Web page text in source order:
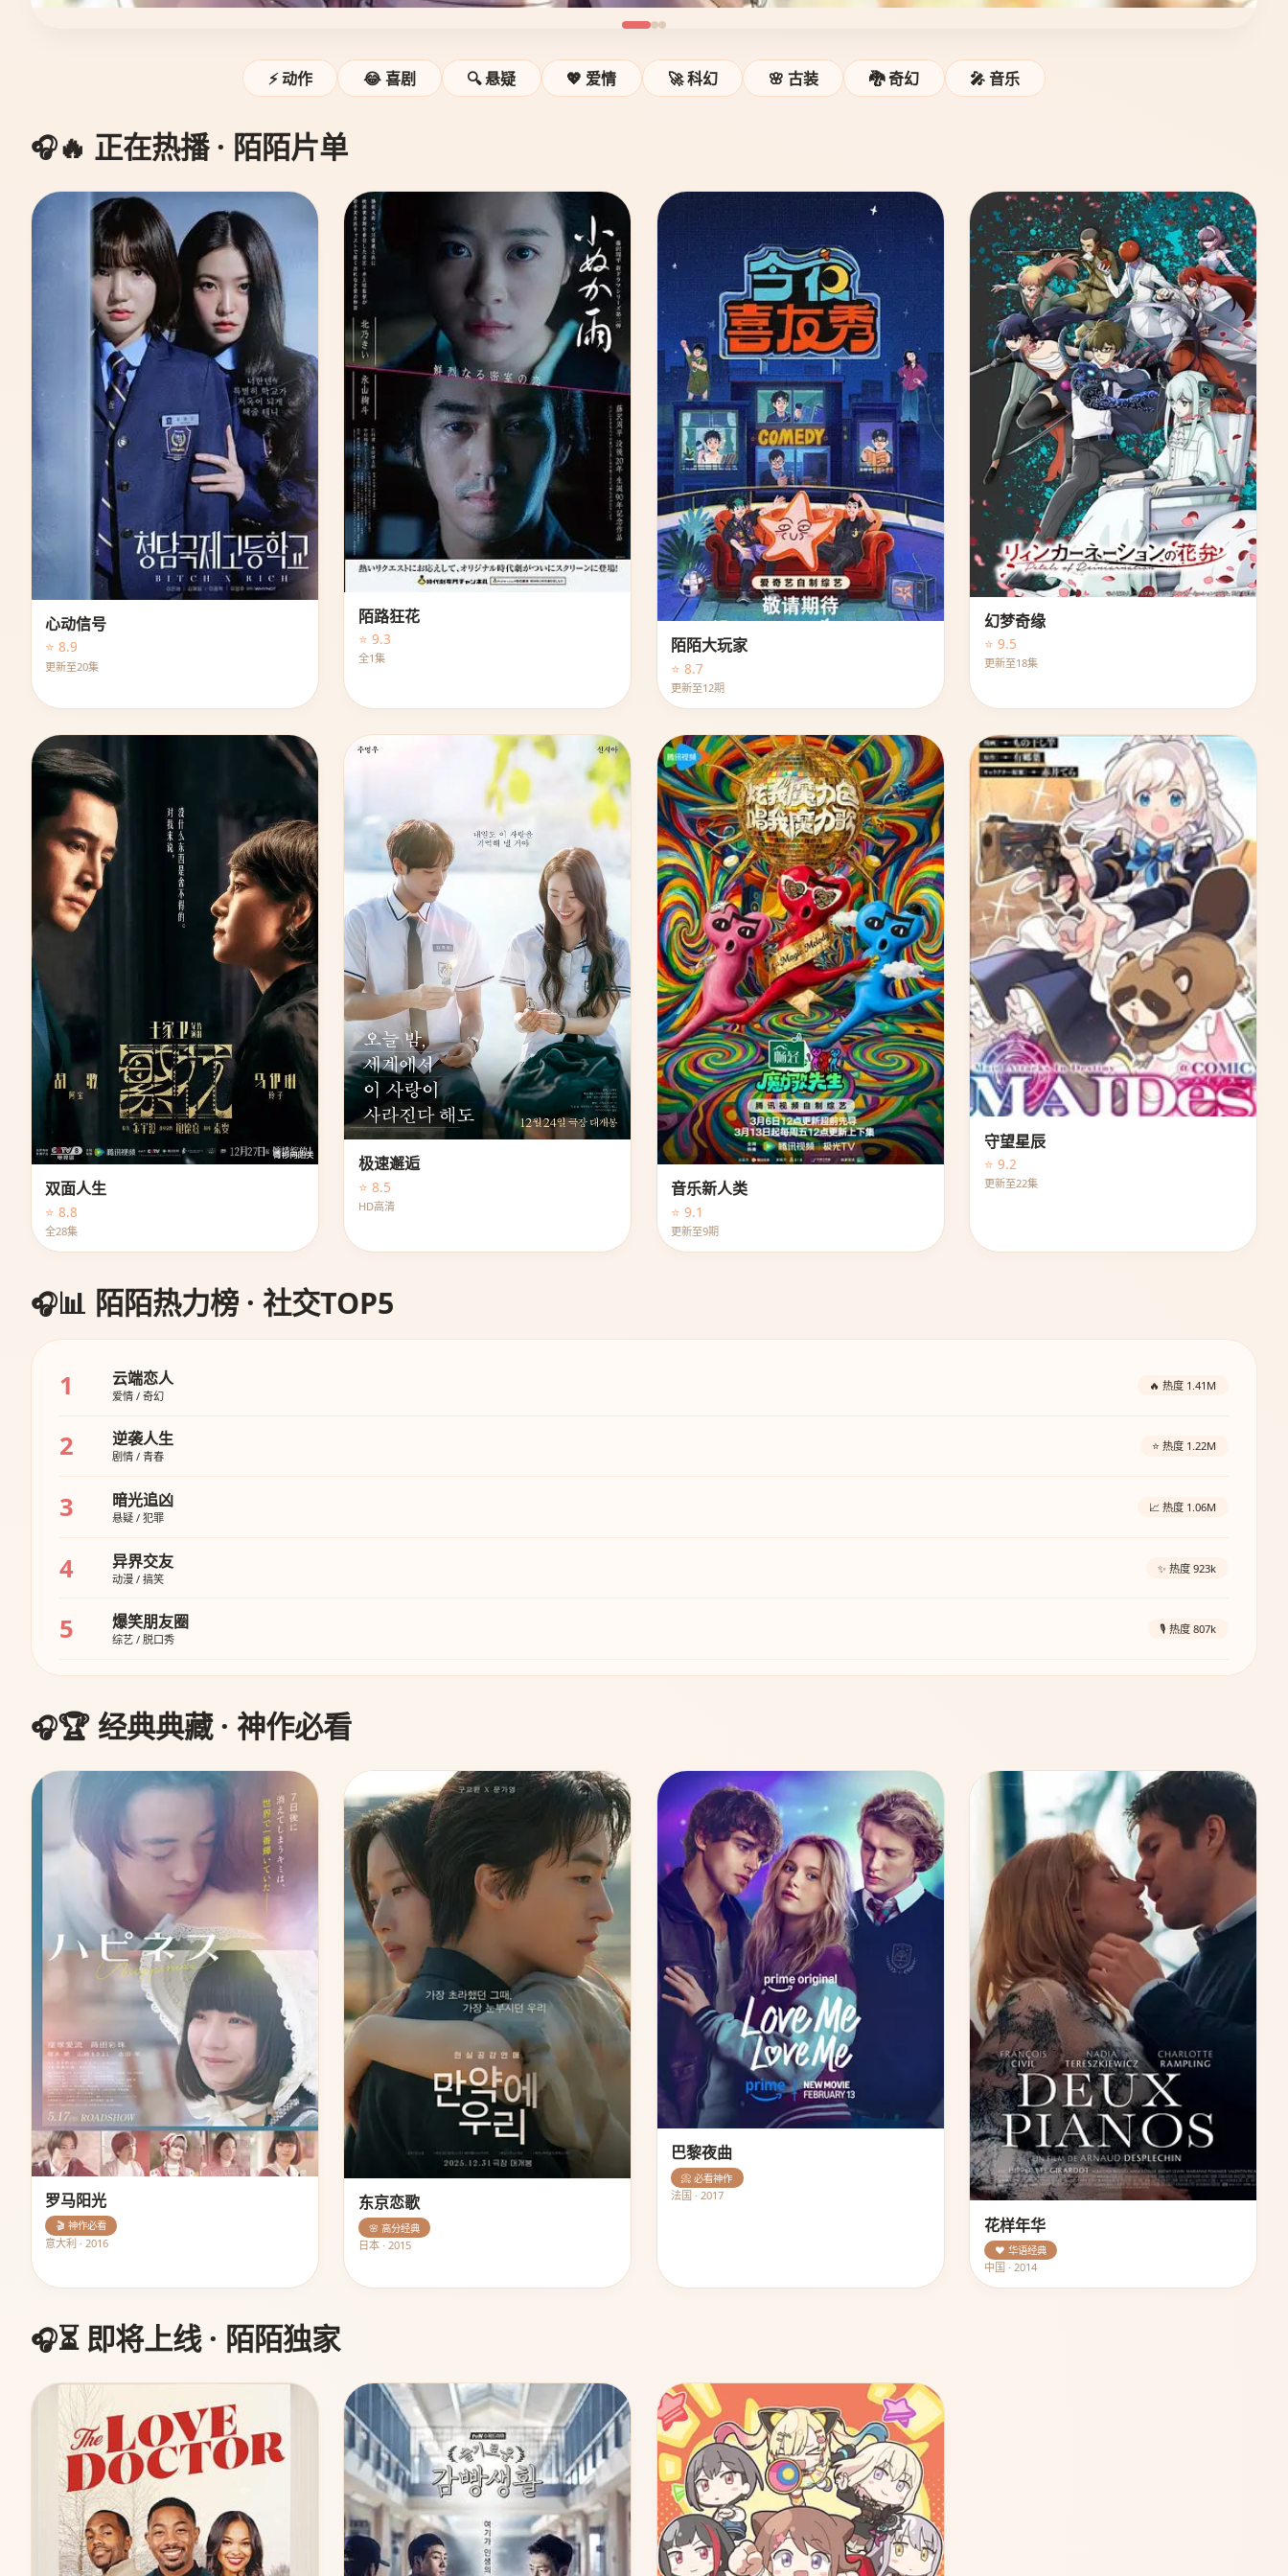
⚡ 动作 😂 喜剧 🔍 悬疑 💖 爱情 🚀 科幻 🌸 古装 🐉 奇幻 🎤 音乐
🔥 正在热播 · 陌陌片单
心动信号
⭐ 8.9
更新至20集
陌路狂花
⭐ 9.3
全1集
陌陌大玩家
⭐ 8.7
更新至12期
幻梦奇缘
⭐ 9.5
更新至18集
双面人生
⭐ 8.8
全28集
极速邂逅
⭐ 8.5
HD高清
音乐新人类
⭐ 9.1
更新至9期
守望星辰
⭐ 9.2
更新至22集
📊 陌陌热力榜 · 社交TOP5
1 云端恋人
爱情 / 奇幻
🔥 热度 1.41M
2 逆袭人生
剧情 / 青春
⭐ 热度 1.22M
3 暗光追凶
悬疑 / 犯罪
📈 热度 1.06M
4 异界交友
动漫 / 搞笑
✨ 热度 923k
5 爆笑朋友圈
综艺 / 脱口秀
🎙️ 热度 807k
🏆 经典典藏 · 神作必看
罗马阳光
🎬 神作必看
意大利 · 2016
东京恋歌
🌸 高分经典
日本 · 2015
巴黎夜曲
📀 必看神作
法国 · 2017
花样年华
❤️ 华语经典
中国 · 2014
⏳ 即将上线 · 陌陌独家